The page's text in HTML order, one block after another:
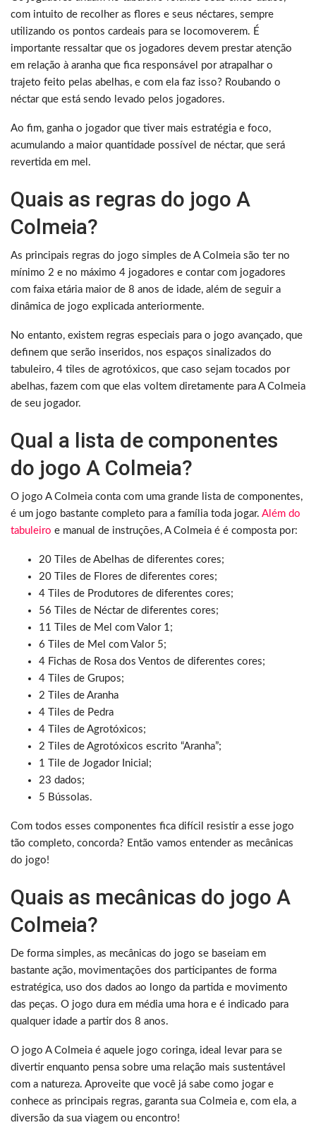
com intuito de recolher as flores e seus néctares, sempre
utilizando os pontos cardeais para se locomoverem. É
importante ressaltar que os jogadores devem prestar atenção
em relação à aranha que fica responsável por atrapalhar o
trajeto feito pelas abelhas, e com ela faz isso? Roubando o
néctar que está sendo levado pelos jogadores.
Ao fim, ganha o jogador que tiver mais estratégia e foco,
acumulando a maior quantidade possível de néctar, que será
revertida em mel.
Quais as regras do jogo A
Colmeia?
As principais regras do jogo simples de A Colmeia são ter no
mínimo 2 e no máximo 4 jogadores e contar com jogadores
com faixa etária maior de 8 anos de idade, além de seguir a
dinâmica de jogo explicada anteriormente.
No entanto, existem regras especiais para o jogo avançado, que
definem que serão inseridos, nos espaços sinalizados do
tabuleiro, 4 tiles de agrotóxicos, que caso sejam tocados por
abelhas, fazem com que elas voltem diretamente para A Colmeia
de seu jogador.
Qual a lista de componentes
do jogo A Colmeia?
O jogo A Colmeia conta com uma grande lista de componentes,
é um jogo bastante completo para a família toda jogar. Além do
tabuleiro e manual de instruções, A Colmeia é é composta por:
20 Tiles de Abelhas de diferentes cores;
20 Tiles de Flores de diferentes cores;
4 Tiles de Produtores de diferentes cores;
56 Tiles de Néctar de diferentes cores;
11 Tiles de Mel com Valor 1;
6 Tiles de Mel com Valor 5;
4 Fichas de Rosa dos Ventos de diferentes cores;
4 Tiles de Grupos;
2 Tiles de Aranha
4 Tiles de Pedra
4 Tiles de Agrotóxicos;
2 Tiles de Agrotóxicos escrito “Aranha”;
1 Tile de Jogador Inicial;
23 dados;
5 Bússolas.
Com todos esses componentes fica difícil resistir a esse jogo
tão completo, concorda? Então vamos entender as mecânicas
do jogo!
Quais as mecânicas do jogo A
Colmeia?
De forma simples, as mecânicas do jogo se baseiam em
bastante ação, movimentações dos participantes de forma
estratégica, uso dos dados ao longo da partida e movimento
das peças. O jogo dura em média uma hora e é indicado para
qualquer idade a partir dos 8 anos.
O jogo A Colmeia é aquele jogo coringa, ideal levar para se
divertir enquanto pensa sobre uma relação mais sustentável
com a natureza. Aproveite que você já sabe como jogar e
conhece as principais regras, garanta sua Colmeia e, com ela, a
diversão da sua viagem ou encontro!